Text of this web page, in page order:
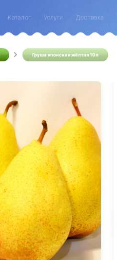
Каталог Услуги Доставка
Груша японская жёлтая 10л